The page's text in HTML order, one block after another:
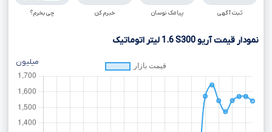
ثبت آگهی پیامک نوسان خبرم کن چی بخرم؟
نمودار قیمت آریوS300
1.6 لیتر اتوماتیک
میلیون